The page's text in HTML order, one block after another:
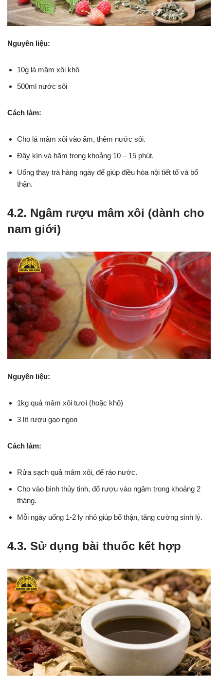
Nguyên liệu:
10g lá mâm xôi khô
500ml nước sôi
Cách làm:
Cho lá mâm xôi vào ấm, thêm nước sôi.
Đậy kín và hãm trong khoảng 10 – 15 phút.
Uống thay trà hàng ngày để giúp điều hòa nội tiết tố và bổ
thận.
4.2. Ngâm rượu mâm xôi (dành cho
nam giới)
Nguyên liệu:
1kg quả mâm xôi tươi (hoặc khô)
3 lít rượu gạo ngon
Cách làm:
Rửa sạch quả mâm xôi, để ráo nước.
Cho vào bình thủy tinh, đổ rượu vào ngâm trong khoảng 2
tháng.
Mỗi ngày uống 1-2 ly nhỏ giúp bổ thận, tăng cường sinh lý.
4.3. Sử dụng bài thuốc kết hợp